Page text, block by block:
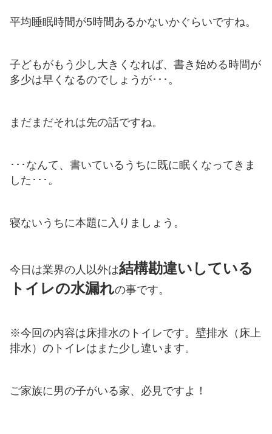
平均睡眠時間が5時間あるかないかぐらいですね。
子どもがもう少し大きくなれば、書き始める時間が
多少は早くなるのでしょうが･･･。
まだまだそれは先の話ですね。
･･･なんて、書いているうちに既に眠くなってきま
した･･･。
寝ないうちに本題に入りましょう。
今日は業界の人以外は結構勘違いしている
トイレの水漏れの事です。
※今回の内容は床排水のトイレです。壁排水（床上
排水）のトイレはまた少し違います。
ご家族に男の子がいる家、必見ですよ！